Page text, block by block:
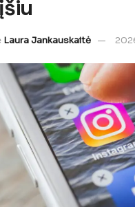
Laura Jankauskaitė